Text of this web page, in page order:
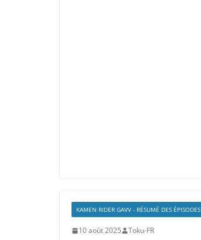
KAMEN RIDER GAVV - RÉSUMÉ DES ÉPISODES
10 août 2025 Toku-FR